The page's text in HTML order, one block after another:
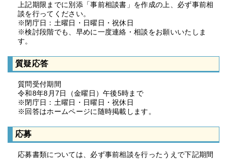
上記期限までに別添「事前相談書」を作成の上、必ず事前相
談を行ってください。
※閉庁日：土曜日・日曜日・祝休日
※検討段階でも、早めに一度連絡・相談をお願いいたしま
す。
質疑応答
質問受付期間
令和8年8月7日（金曜日）午後5時まで
※閉庁日：土曜日・日曜日・祝休日
※回答はホームページに随時掲載します。
応募
応募書類については、必ず事前相談を行ったうえで下記期間